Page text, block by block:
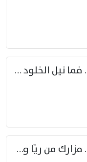
فصبرا في مجال الموت صبرا … فما نيل الخلود بمستطاع
حننت إلى ريّا ونفسك باعدت … مزارك من ريّا وشعباكما معا